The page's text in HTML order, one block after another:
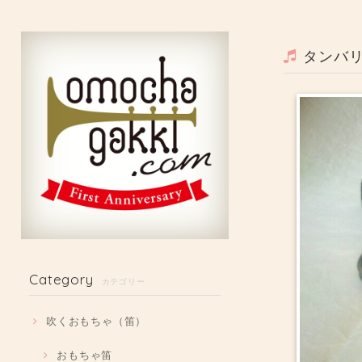
Category カテゴリー
吹くおもちゃ（笛）
おもちゃ笛
タンバ